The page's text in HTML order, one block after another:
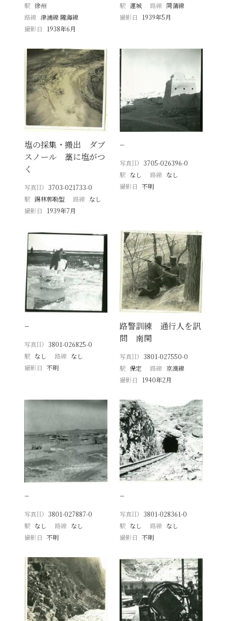
駅 徐州
路線 津浦線 隴海線
撮影日
1938年6月
駅 運城 路線 同蒲線
撮影日
1939年5月
塩の採集・搬出 ダブ
スノール 藁に塩がつ
く
写真ID 3703-021733-0
駅 錫林郭勒盟 路線 なし
撮影日
1939年7月
−
写真ID 3705-026396-0
駅 なし 路線 なし
撮影日 不明
−
写真ID 3801-026825-0
駅 なし 路線 なし
撮影日
不明
路警訓練 通行人を訊
問 南関
写真ID 3801-027550-0
駅 保定 路線 京漢線
撮影日
1940年2月
−
写真ID 3801-027887-0
駅 なし 路線 なし
撮影日
不明
−
写真ID 3801-028361-0
駅 なし 路線 なし
撮影日 不明